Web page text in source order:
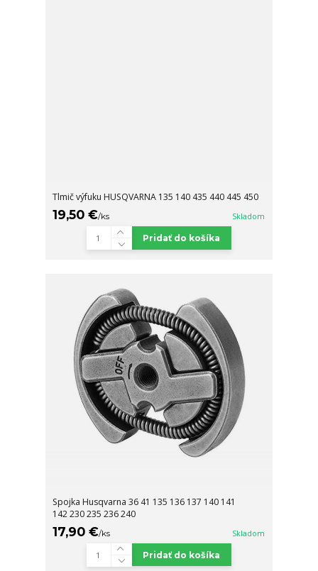
Tlmič výfuku HUSQVARNA 135 140 435 440 445 450
19,50 €/ks Skladom
Pridať do košíka
Spojka Husqvarna 36 41 135 136 137 140 141
142 230 235 236 240
17,90 €/ks Skladom
Pridať do košíka